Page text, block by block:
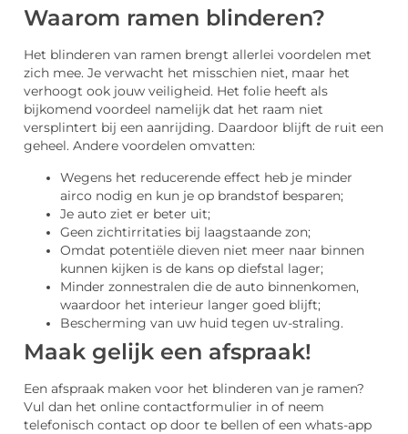
Waarom ramen blinderen?
Het blinderen van ramen brengt allerlei voordelen met
zich mee. Je verwacht het misschien niet, maar het
verhoogt ook jouw veiligheid. Het folie heeft als
bijkomend voordeel namelijk dat het raam niet
versplintert bij een aanrijding. Daardoor blijft de ruit een
geheel. Andere voordelen omvatten:
Wegens het reducerende effect heb je minder
airco nodig en kun je op brandstof besparen;
Je auto ziet er beter uit;
Geen zichtirritaties bij laagstaande zon;
Omdat potentiële dieven niet meer naar binnen
kunnen kijken is de kans op diefstal lager;
Minder zonnestralen die de auto binnenkomen,
waardoor het interieur langer goed blijft;
Bescherming van uw huid tegen uv-straling.
Maak gelijk een afspraak!
Een afspraak maken voor het blinderen van je ramen?
Vul dan het online contactformulier in of neem
telefonisch contact op door te bellen of een whats-app